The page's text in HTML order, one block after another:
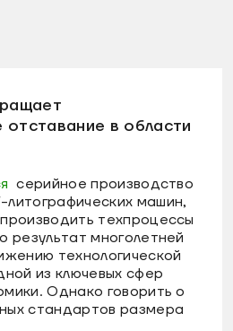
отставание в области
серийное производство
машин,
техпроцессы
результат многолетней
технологической
из ключевых сфер
Однако говорить о
стандартов размера